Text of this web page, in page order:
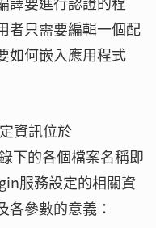
者只需要編輯一個配
如何嵌入應用程式
資訊位於
下的各個檔案名稱即
服務設定的相關資
各參數的意義：